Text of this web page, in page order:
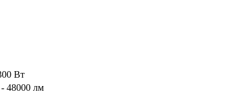
Вт
- 48000 лм